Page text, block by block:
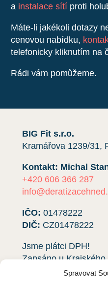
Spravovat
a instalace sítí proti
Máte-li jakékoli dotazy
cenovou nabídku,
telefonicky kliknutím na
Rádi vám pomůžeme.
BIG Fit s.r.o.
Kramářova 1239/31,
Kontakt: Michal
+420 606 366 287
IČO: 01478222
DIČ: CZ01478222
Jsme plátci DPH!
Zapsáno u
64695.